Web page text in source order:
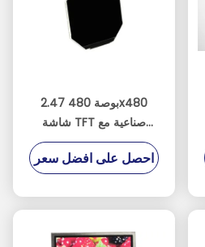
2.47 بوصة 480x480
شاشة TFT صناعية مع
برنامج تشغيل HX8379C
احصل على افضل سعر